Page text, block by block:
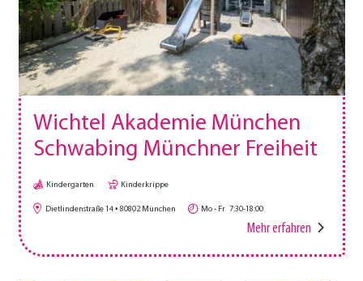
Wichtel Akademie München
Schwabing Münchner Freiheit
Kindergarten Kinderkrippe
Dietlindenstraße 14 80802 München Mo - Fr 7:30-18:00
Mehr erfahren